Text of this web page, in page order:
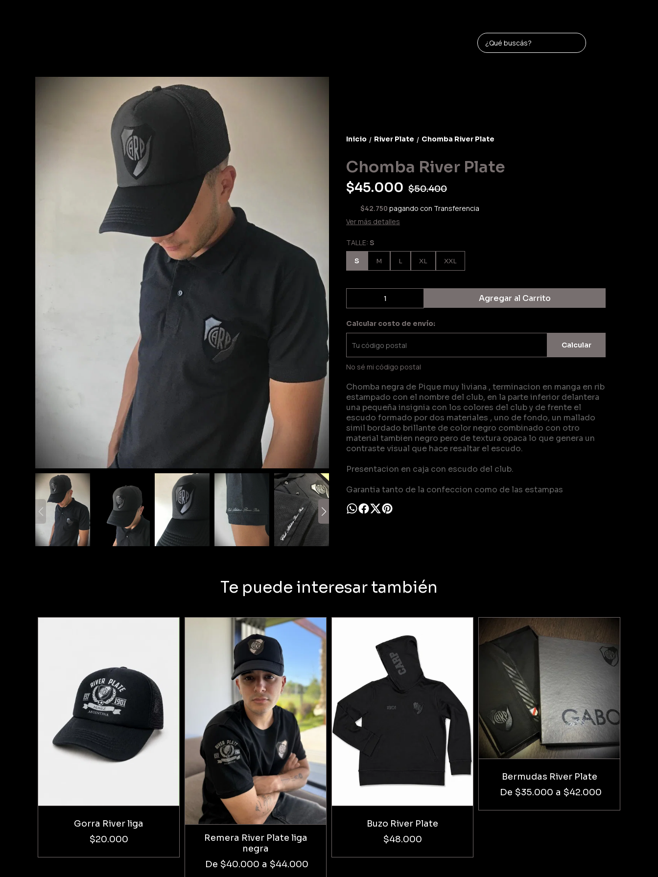
Inicio / River Plate / Chomba River Plate
Chomba River Plate
$45.000 $50.400
$42.750 pagando con Transferencia
Ver más detalles
TALLE: S
S M L XL XXL
Agregar al Carrito
Calcular costo de envío:
Calcular
No sé mi código postal
Chomba negra de Pique muy liviana , terminacion en manga en rib
estampado con el nombre del club, en la parte inferior delantera
una pequeña insignia con los colores del club y de frente el
escudo formado por dos materiales , uno de fondo, un mallado
simil bordado brillante de color negro combinado con otro
material tambien negro pero de textura opaca lo que genera un
contraste visual que hace resaltar el escudo.
Presentacion en caja con escudo del club.
Garantia tanto de la confeccion como de las estampas
Te puede interesar también
Gorra River liga
$20.000
Remera River Plate liga
negra
De $40.000 a $44.000
Buzo River Plate
$48.000
Bermudas River Plate
De $35.000 a $42.000